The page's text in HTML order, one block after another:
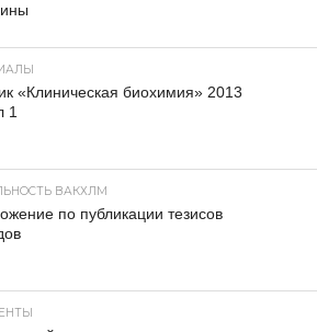
«Клиническая биохимия» 2013
1
ВАКХЛМ
по публикации тезисов